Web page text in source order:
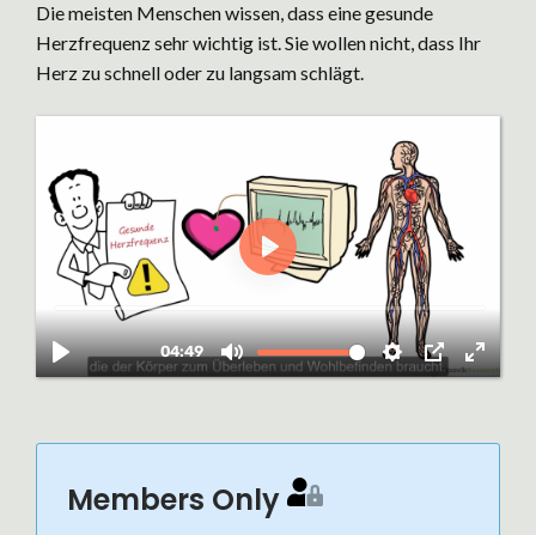
Die meisten Menschen wissen, dass eine gesunde
Herzfrequenz sehr wichtig ist. Sie wollen nicht, dass Ihr
Herz zu schnell oder zu langsam schlägt.
Members Only